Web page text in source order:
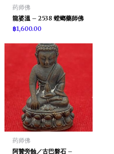
药师佛
龍婆溫 – 2538 螳螂藥師佛
฿1,600.00
药师佛
阿贊旁蝕／古巴磐石 –